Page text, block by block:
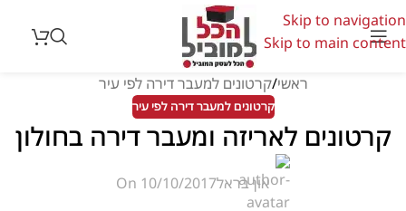
Skip to navigation
Skip to main content
ראשי קרטונים למעבר דירה לפי עיר
קרטונים למעבר דירה לפי עיר
קרטונים לאריזה ומעבר דירה בחולון
און בראלOn 10/10/2017